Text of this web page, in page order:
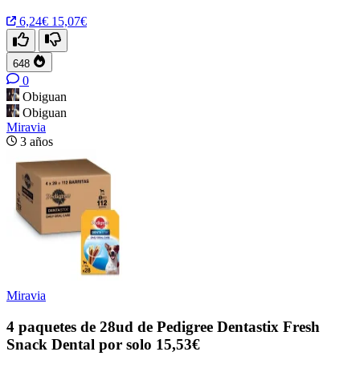
6,24€ 15,07€
648
0
Obiguan
Obiguan
Miravia
3 años
Miravia
4 paquetes de 28ud de Pedigree Dentastix Fresh
Snack Dental por solo 15,53€